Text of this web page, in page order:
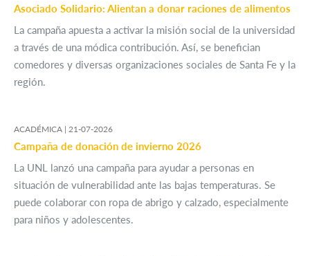
Asociado Solidario: Alientan a donar raciones de alimentos
La campaña apuesta a activar la misión social de la universidad
a través de una módica contribución. Así, se benefician
comedores y diversas organizaciones sociales de Santa Fe y la
región.
ACADÉMICA | 21-07-2026
Campaña de donación de invierno 2026
La UNL lanzó una campaña para ayudar a personas en
situación de vulnerabilidad ante las bajas temperaturas. Se
puede colaborar con ropa de abrigo y calzado, especialmente
para niños y adolescentes.